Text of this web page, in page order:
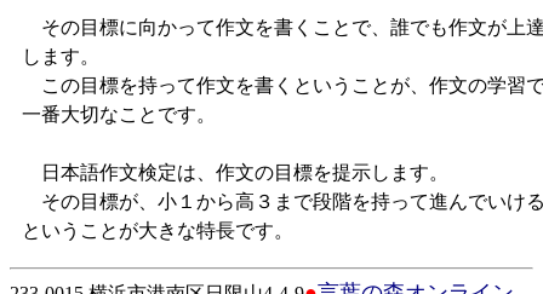
その目標に向かって作文を書くことで、誰でも作文が上
します。
この目標を持って作文を書くということが、作文の学習
一番大切なことです。
日本語作文検定は、作文の目標を提示します。
その目標が、小１から高３まで段階を持って進んでいけ
ということが大きな特長です。